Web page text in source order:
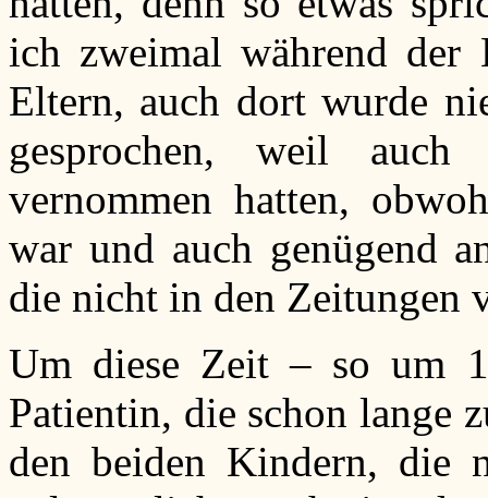
ich zweimal während der
Eltern, auch dort wurde
gesprochen, weil
vernommen hatten,
war und auch genügend
die nicht in den Zeitungen
Um diese Zeit – so um
Patientin, die schon lange
den beiden Kindern, die